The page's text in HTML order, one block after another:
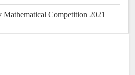
Competition 2021